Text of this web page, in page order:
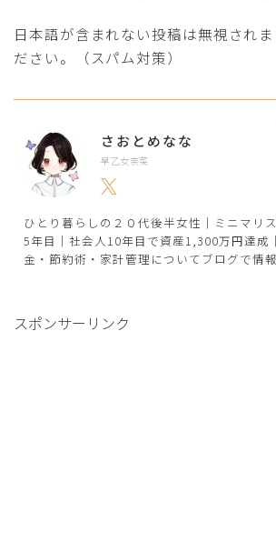
日本語が含まれない投稿は無視され
ださい。（スパム対策）
さおとめなな
早乙女奈菜
ひとり暮らしの２０代後半女性｜ミニマリ
5年目｜社会人10年目で資産1,300万円達成
金・節約術・家計管理についてブログで情
スポンサーリンク